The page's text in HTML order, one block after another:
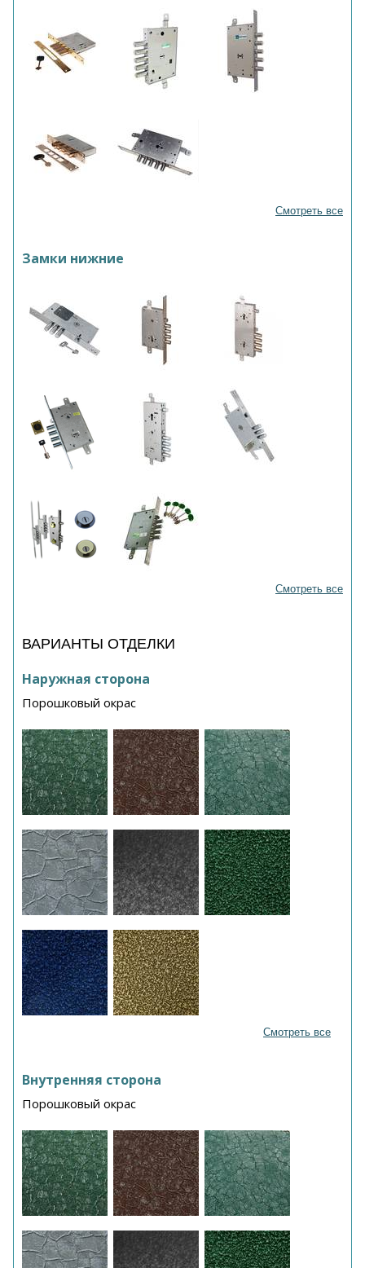
Смотреть все
Замки нижние
Смотреть все
ВАРИАНТЫ ОТДЕЛКИ
Наружная сторона
Порошковый окрас
Смотреть все
Внутренняя сторона
Порошковый окрас